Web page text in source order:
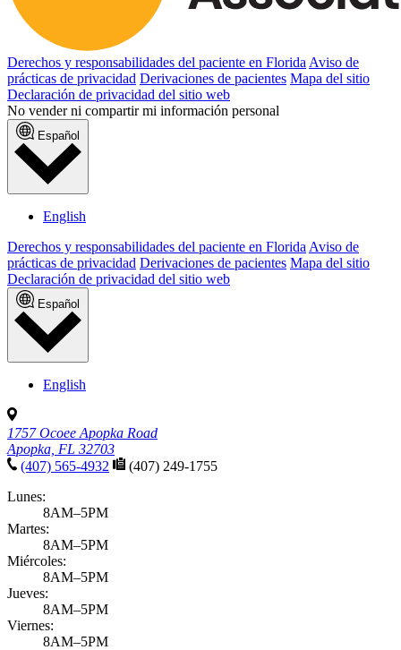
Derechos y responsabilidades del paciente en Florida Aviso de
prácticas de privacidad Derivaciones de pacientes Mapa del sitio
Declaración de privacidad del sitio web
No vender ni compartir mi información personal
Español
English
Derechos y responsabilidades del paciente en Florida Aviso de
prácticas de privacidad Derivaciones de pacientes Mapa del sitio
Declaración de privacidad del sitio web
Español
English
1757 Ocoee Apopka Road
Apopka, FL 32703
(407) 565-4932
(407) 249-1755
Lunes:
8AM–5PM
Martes:
8AM–5PM
Miércoles:
8AM–5PM
Jueves:
8AM–5PM
Viernes:
8AM–5PM